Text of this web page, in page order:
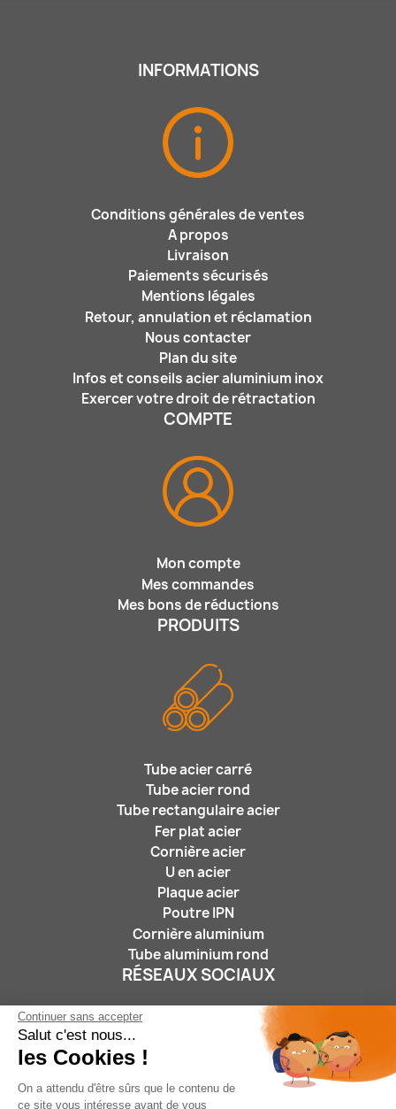
Continuer sans accepter
Salut c'est nous...
les Cookies !
On a attendu d'être sûrs que le contenu de
ce site vous intéresse avant de vous
INFORMATIONS
Conditions générales de ventes
A propos
Livraison
Paiements sécurisés
Mentions légales
Retour, annulation et réclamation
Nous contacter
Plan du site
Infos et conseils acier aluminium inox
Exercer votre droit de rétractation
COMPTE
Mon compte
Mes commandes
Mes bons de réductions
PRODUITS
Tube acier carré
Tube acier rond
Tube rectangulaire acier
Fer plat acier
Cornière acier
U en acier
Plaque acier
Poutre IPN
Cornière aluminium
Tube aluminium rond
RÉSEAUX SOCIAUX